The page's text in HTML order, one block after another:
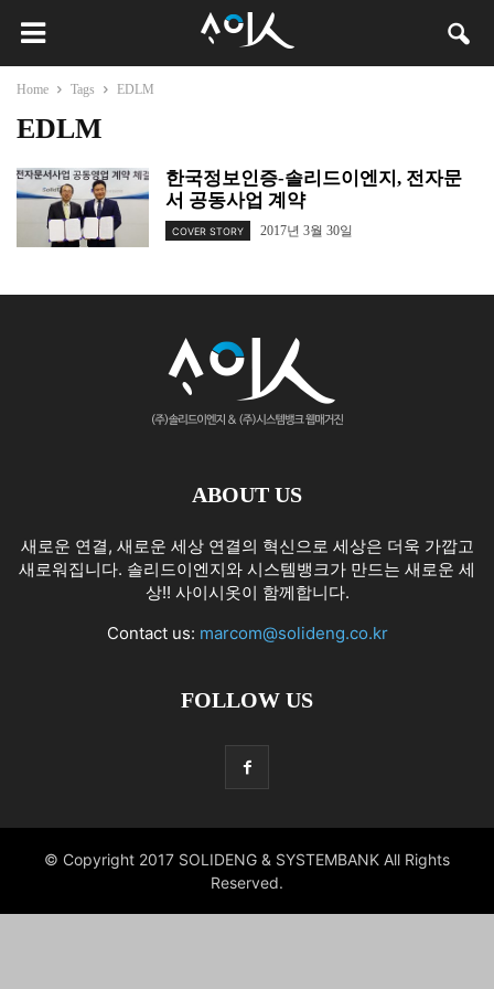
Home Tags EDLM
EDLM
한국정보인증-솔리드이엔지, 전자문
서 공동사업 계약
COVER STORY 2017년 3월 30일
ABOUT US
새로운 연결, 새로운 세상 연결의 혁신으로 세상은 더욱 가깝고
새로워집니다. 솔리드이엔지와 시스템뱅크가 만드는 새로운 세
상!! 사이시옷이 함께합니다.
Contact us: marcom@solideng.co.kr
FOLLOW US
© Copyright 2017 SOLIDENG & SYSTEMBANK All Rights
Reserved.